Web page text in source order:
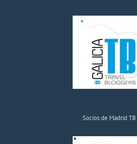
Socios de Madrid TB